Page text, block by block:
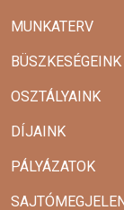
MUNKATERV
BÜSZKESÉGEINK
OSZTÁLYAINK
DÍJAINK
PÁLYÁZATOK